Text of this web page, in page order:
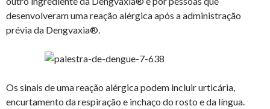
desenvolveram uma reação alérgica após a administração
prévia da Dengvaxia®.
Os sinais de uma reação alérgica podem incluir urticária,
encurtamento da respiração e inchaço do rosto e da língua.